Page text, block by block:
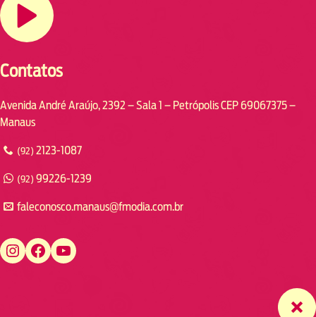
Contatos
Avenida André Araújo, 2392 – Sala 1 – Petrópolis CEP 69067375 –
Manaus
(92) 2123-1087
(92) 99226-1239
faleconosco.manaus@fmodia.com.br
https://www.instagram.com/fmodiamanaus/ https://www.facebook.com/fmodiamanaus https://www.youtube.com/user/radiofmodia